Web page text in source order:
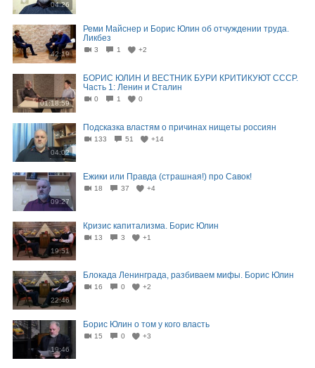
04:26
42:19
Реми Майснер и Борис Юлин об отчуждении труда.
Ликбез
3 1 +2
01:18:59
БОРИС ЮЛИН И ВЕСТНИК БУРИ КРИТИКУЮТ СССР.
Часть 1: Ленин и Сталин
0 1 0
04:02
Подсказка властям о причинах нищеты россиян
133 51 +14
09:27
Ежики или Правда (страшная!) про Савок!
18 37 +4
19:51
Кризис капитализма. Борис Юлин
13 3 +1
22:46
Блокада Ленинграда, разбиваем мифы. Борис Юлин
16 0 +2
19:46
Борис Юлин о том у кого власть
15 0 +3